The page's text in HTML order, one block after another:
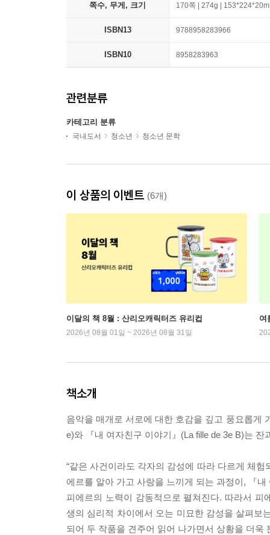
쪽수, 무게, 크기 170쪽 | 274g |
ISBN13 9788958283966
ISBN10 8958283963
관련분류
카테고리 분류
국내도서 청소년 청소년 문학
이 상품의 이벤트 (6개)
이달의 책 8월 : 산리오캐릭터즈 유리컵
2026년 08월 01일 ~ 2026년 08월 31일
여
책소개
음악을 매개로 서로에 대한 호감을 깊고 풍요롭게
e)와 『내 여자친구 이야기』(La fille de 3e B)는
“같은 사건이라도 각자의 감성에 따라 다르게 체
에르를 알아 가고 사랑을 느끼게 되는 과정이, 『
피에르의 노력이 감동적으로 펼쳐진다. 따라서
생의 심리적 차이에서 오는 미묘한 감성을 살펴보
되어 두 작품을 견주어 읽어 나가면서 상황을 더욱